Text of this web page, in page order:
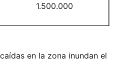
1.500.000
en la zona inundan el